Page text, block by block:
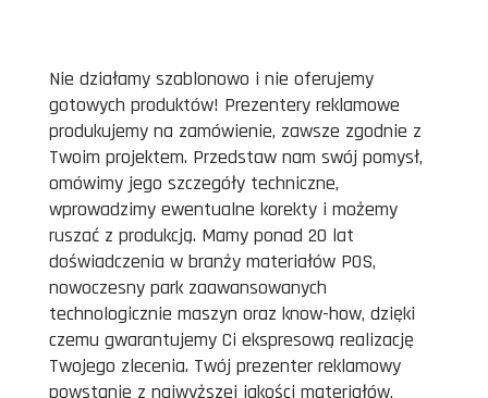
Nie działamy szablonowo i nie oferujemy
gotowych produktów! Prezentery reklamowe
produkujemy na zamówienie, zawsze zgodnie z
Twoim projektem. Przedstaw nam swój pomysł,
omówimy jego szczegóły techniczne,
wprowadzimy ewentualne korekty i możemy
ruszać z produkcją. Mamy ponad 20 lat
doświadczenia w branży materiałów POS,
nowoczesny park zaawansowanych
technologicznie maszyn oraz know-how, dzięki
czemu gwarantujemy Ci ekspresową realizację
Twojego zlecenia. Twój prezenter reklamowy
powstanie z najwyższej jakości materiałów,